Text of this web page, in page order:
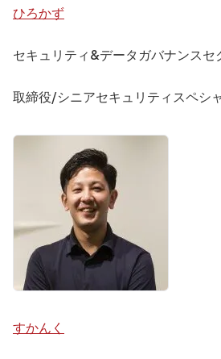
ひろかず
セキュリティ&データガバナンスセ
取締役/シニアセキュリティスペシ
すかんく